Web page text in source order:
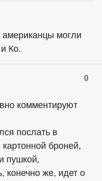
американцы могли
Ко.
0
комментируют
послать в
броней,
пушкой,
конечно же, идет о